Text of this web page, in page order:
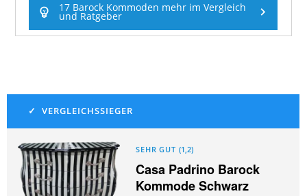
17 Barock Kommoden mehr im Vergleich
und Ratgeber
SEHR GUT (1,2)
Casa Padrino Barock
Kommode Schwarz